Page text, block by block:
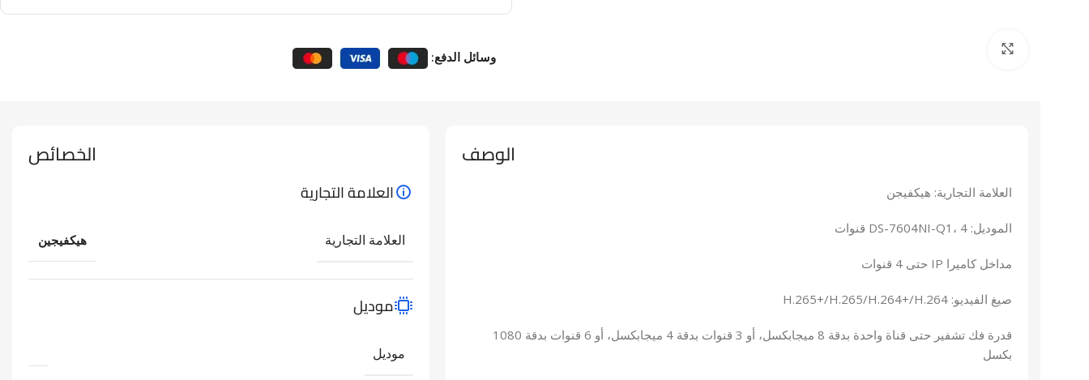
وسائل الدفع:
الوصف
العلامة التجارية: هيكفيجن
الموديل: DS-7604NI-Q1، 4 قنوات
مداخل كاميرا IP حتى 4 قنوات
صيغ الفيديو: H.265+/H.265/H.264+/H.264
قدرة فك تشفير حتى قناة واحدة بدقة 8 ميجابكسل، أو 3 قنوات بدقة 4 ميجابكسل، أو 6 قنوات بدقة 1080
بكسل
الخصائص
العلامة التجارية
العلامة التجارية هيكفيجين
موديل
موديل